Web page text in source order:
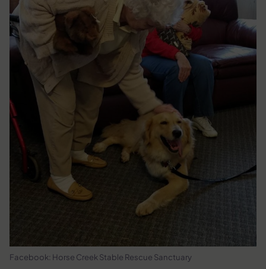
Facebook: Horse Creek Stable Rescue Sanctuary